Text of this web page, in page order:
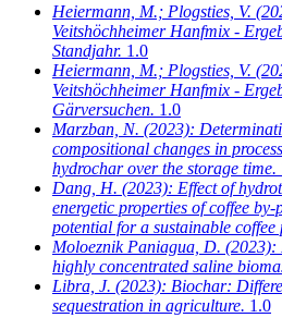
Heiermann, M.; Plogsties, V.
Veitshöchheimer Hanfmix -
Standjahr. 1.0
Heiermann, M.; Plogsties, V.
Veitshöchheimer Hanfmix -
Gärversuchen. 1.0
Marzban, N. (2023):
compositional changes in
hydrochar over the storage time.
Dang, H. (2023): Effect of
energetic properties of coffee
potential for a sustainable coffee
Moloeznik Paniagua, D. (2023):
highly concentrated saline
Libra, J. (2023): Biochar:
sequestration in agriculture. 1.0